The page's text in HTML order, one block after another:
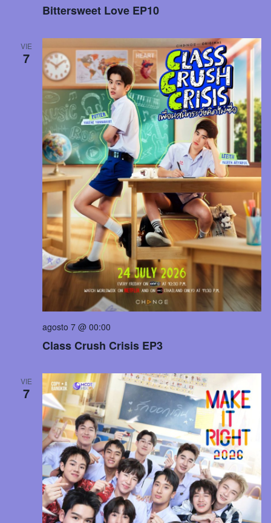
Bittersweet Love EP10
VIE
7
Class Crush Crisis EP3
agosto 7 @ 00:00
VIE
7